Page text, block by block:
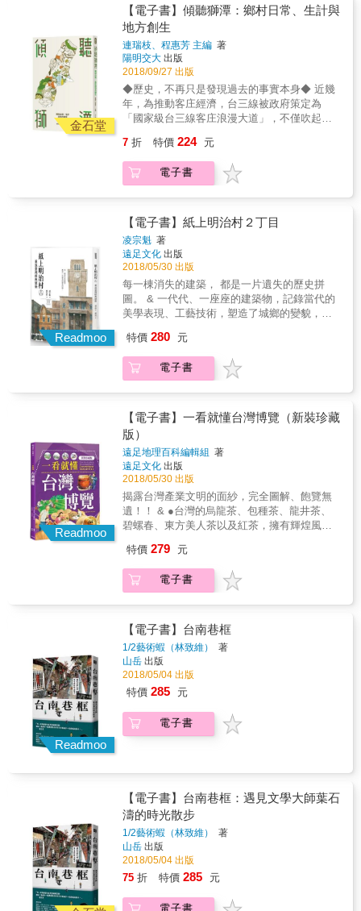
嗎？ ‧全臺灣職等最高、管最寬的陰間公職人員
是哪位？ ‧推廣拒菸「董氏基金會」的董氏並不
是董事？ ‧為什麼臺灣的街頭巷尾總能經常看到
燒臘店？ ‧一場時間最長的研究生口試，不但有
吃有喝又開趴？ ‧中華民國的五院中有一院曾經
在廟裡辦公過 ‧過年必聽的〈恭喜、恭喜〉一開
始並不是用來賀歲的！ ‧一起來看不必穿古裝也
可以演的歌仔戲 ‧中秋烤肉習俗真的是烤肉醬廠
商的陰謀嗎？ ‧對抗進擊的巨人，原住民同胞的
神祕武器 &hellip;&hellip;等。 盼與你一同重新
應該是艱澀難懂、只有少數人知曉的繁瑣資
訊， 而是能落實在生活中，透過你我交流，分
享互補即時更新的情報！
金石堂
【電子書】傾聽獅潭：鄉村日常、生計與
地方創生
連瑞枝、程惠芳 主編 著
陽明交大 出版
2018/09/27 出版
◆歷史，不再只是發現過去的事實本身◆ 近幾
年，為推動客庄經濟，台三線被政府策定為
「國家級台三線客庄浪漫大道」，不僅吹起一
人、事、物的想像與探尋。 從歷史的角度來
看，台三線是一座考古學的現場，也是博物館
陳列室，在不同政策的推動下，容納不同人群
到苗栗獅潭老街，想要聽到更在地的想法與故
事，從家庭生計與歷史出發，由當代往回追
溯，從老百姓的角度來重新組織沿山鄉村的歷
史。 拜訪水粄店第三代老闆娘、做手工豆腐的
阿婆、堅守蠶業的養蠶人、走過舊時代的農莊
主人，以及返鄉投入苦茶油製作的青年等等，
他們娓娓訴說自己的生命經驗、生活技術，以
及對獅潭的情感，那些昔日的美好，或是無法
重來的遺憾，這些林林總總猶如近代臺灣鄉村
響農村生計的真實軌跡；在家庭、勞動生計與
世代情感的相互牽連中，看見有別以往印象的
獅潭。 ◆諸多政策是隱藏在表象下的重要刻痕
黃豆供過於求，為解決剩餘的黃豆，松英的公
公便和別人學來製作豆腐的技術，開始了販賣
豆腐的小生意。──手工豆腐 在民國81年政府執
行「廢耕桑蠶自行轉作計畫」下，興盛一時的
台灣蠶產業成為明日黃花。但其中也有堅持本
業的蠶農如涂泉明積極奔走，終於換得立院開
放製種條例。──蠶業 在當時，種植苦茶樹的考
量，多是為了分攤單一農作物的風險，或是為
額懸掛在村長家廳堂牆面開始，或許就意味著
在層層分化的國家系統裡，村長不只是個尋常
百姓，而是政府與庶民之間的重要中介者。──
策存在痕跡的細緻觀察。 ◎文字清新簡潔，從
在地鄉民的角度訴說今昔獅潭的流動與變化。
◎輔以多張全彩手繪流程圖，意象溫潤，樸實
呈現農村生計的豐富樣貌。
7 折 特價 224 元
電子書
Readmoo
【電子書】紙上明治村２丁目
凌宗魁 著
遠足文化 出版
2018/05/30 出版
每一棟消失的建築， 都是一片遺失的歷史拼
圖。 & 一代代、一座座的建築物，記錄當代的
美學表現、工藝技術，塑造了城鄉的變貌，也
代的見證。 雖然每棟建築建立之初，都被期許
堅固永恆立於大地，但能夠千秋萬世留存的建
築非常稀少。展示威權的房子、崇神敬天的房
經的記憶和感情，在哪裡安身立命？ 本書透過
作者和繪者細膩的手眼，重現曾經存在於臺灣
土地上各式經典建築鮮明的色彩和故事。本書
延續上一本書《紙上明治村：消失的臺灣經典
建築》，本書也借用日本愛知縣博物館明治村
概念，將臺灣未能完成、未能完整保存的經典
建築重現於紙上。丁目（ちょうめ）是日本地
方團體單位市町村下的區域劃分單位，也是博
物館明治村的分區命名，臺灣曾經使用，戰後
改成「小段」，就像消失建築被從臺灣的地圖
校、中央和地方官廳、教堂佛寺到土木設施，
帶領我們回到多年前的臺灣，一覽那些已經消
失、但曾經存在於這塊土地上的建築肖像，重
座消失的臺灣經典建築身影躍然紙上，搭配近
兩百幅插畫家鄭培哲以明信片風格繪製的建築
物圖像，充滿手工感的人文氣氛與淡淡鄉愁。
特價 280 元
電子書
Readmoo
【電子書】一看就懂台灣博覽（新裝珍藏
版）
遠足地理百科編輯組 著
遠足文化 出版
2018/05/30 出版
揭露台灣產業文明的面紗，完全圖解、飽覽無
遺！！ & ●台灣的烏龍茶、包種茶、龍井茶、
碧螺春、東方美人茶以及紅茶，擁有輝煌風光
定&hellip;&hellip; ●一九七○年代，台灣的外銷
鳳梨罐頭更是世界占有率第一&hellip;&hellip; ●
糖，是台灣與國際接軌的歷史性作物，曾經為
礦單位面積產量最高的地方之一&hellip;&hellip;
●小小的台灣，憑著精良的漁業技術，觸角不斷
向外伸展，如今已是全球六大「公海漁業國」
之一&hellip;&hellip; 台灣是個多元民族共同生
活過的地方，幾百年來，原住民、漢人、日本
人、荷蘭人、西班牙人、法國人、東南亞各國
的移民都曾經在台灣歷史的舞台上賣力的演出
過。這個多元文化的特色，造就了台灣過往多
的篇章，在不同時代裡，台灣以叢爾小島卻能
梨、樟腦、砂糖、茶葉、台灣都曾經是世界上
最重要的產地。鮪魚的漁獲量、虱目魚的養殖
技術也讓台灣在全球漁業市場舉足輕重。琉
璃、竹籐、陶瓷等傳統工藝也讓台灣的多元文
化展現出驚人的魅力及世界級的評價。 「一看
就懂 台灣博覽」這本書，從歷史發展、產業技
些曾經左右台灣社會的神秘面紗。 本書中，以
特價 279 元
電子書
Readmoo
【電子書】台南巷框
1/2藝術蝦（林致維）
著
山岳 出版
2018/05/04 出版
特價 285 元
電子書
【電子書】台南巷框：遇見文學大師葉石
濤的時光散步
1/2藝術蝦（林致維）
著
山岳 出版
2018/05/04 出版
75 折 特價 285 元
電子書